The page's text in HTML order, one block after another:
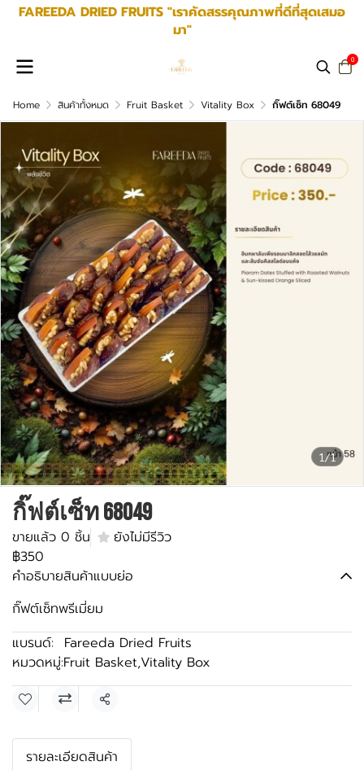
FAREEDA DRIED FRUITS "เราคัดสรรคุณภาพที่ดีที่สุดเสมอ
มา"
0
Home สินค้าทั้งหมด Fruit Basket Vitality Box กิ๊ฟต์เซ็ท 68049
1/1
กิ๊ฟต์เซ็ท 68049
ขายแล้ว 0 ชิ้น
ยังไม่มีรีวิว
฿350
คำอธิบายสินค้าแบบย่อ
กิ๊ฟต์เซ็ทพรีเมี่ยม
แบรนด์:
Fareeda Dried Fruits
หมวดหมู่:Fruit Basket,Vitality Box
แชร์
รายละเอียดสินค้า